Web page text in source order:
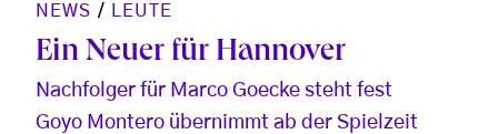
NEWS / LEUTE
Ein Neuer für Hannover
Nachfolger für Marco Goecke steht fest
Goyo Montero übernimmt ab der Spielzeit